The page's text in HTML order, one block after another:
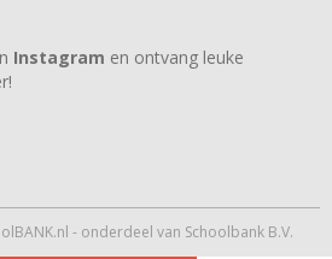
Instagram en ontvang leuke
- onderdeel van Schoolbank B.V.